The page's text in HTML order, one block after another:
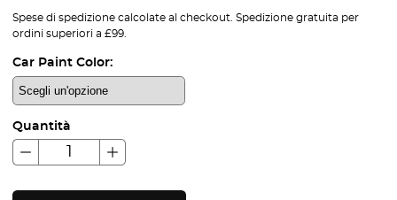
Spese di spedizione calcolate al checkout. Spedizione gratuita per
ordini superiori a £99.
Car Paint Color:
Quantità